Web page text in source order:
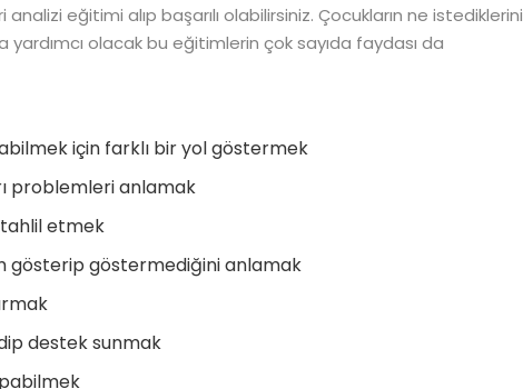
eğitimi alıp başarılı olabilirsiniz. Çocukların ne istediklerini
yardımcı olacak bu eğitimlerin çok sayıda faydası da
için farklı bir yol göstermek
problemleri anlamak
tahlil etmek
gösterip göstermediğini anlamak
destek sunmak